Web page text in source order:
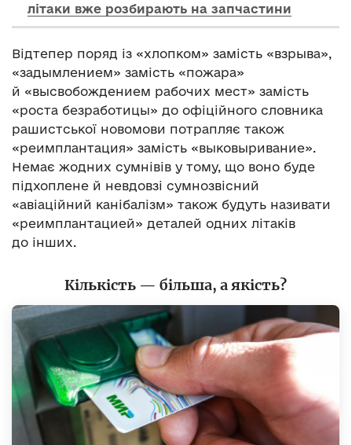
літаки вже розбирають на запчастини
Відтепер поряд із «хлопком» замість «взрыва»,
«задымлением» замість «пожара»
й «высвобождением рабочих мест» замість
«роста безработицы» до офіційного словника
рашистської новомови потрапляє також
«реимплантация» замість «выковыривание».
Немає жодних сумнівів у тому, що воно буде
підхоплене й невдовзі сумнозвісний
«авіаційний канібалізм» також будуть називати
«реимплантацией» деталей одних літаків
до інших.
Кількість — більша, а якість?